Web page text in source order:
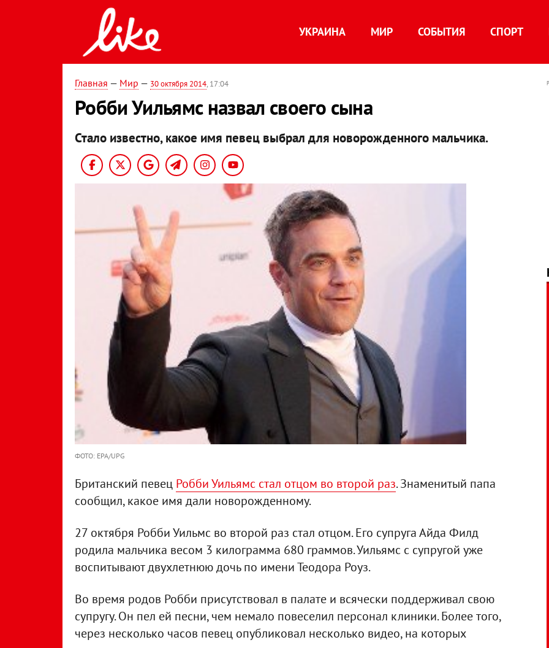
УКРАИНА МИР СОБЫТИЯ СПОРТ
Главная — Мир — 30 октября 2014, 17:04
Робби Уильямс назвал своего сына
Стало известно, какое имя певец выбрал для новорожденного мальчика.
ФОТО: EPA/UPG
Британский певец Робби Уильямс стал отцом во второй раз. Знаменитый папа
сообщил, какое имя дали новорожденному.
27 октября Робби Уильмс во второй раз стал отцом. Его супруга Айда Филд
родила мальчика весом 3 килограмма 680 граммов. Уильямс с супругой уже
воспитывают двухлетнюю дочь по имени Теодора Роуз.
Во время родов Робби присутствовал в палате и всячески поддерживал свою
супругу. Он пел ей песни, чем немало повеселил персонал клиники. Более того,
через несколько часов певец опубликовал несколько видео, на которых